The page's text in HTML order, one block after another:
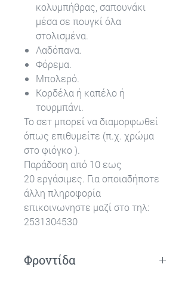
κολυμπήθρας, σαπουνάκι
μέσα σε πουγκί όλα
στολισμένα.
Λαδόπανα.
Φόρεμα.
Μπολερό.
Κορδέλα ή καπέλο ή
τουρμπάνι.
Το σετ μπορεί να διαμορφωθεί
όπως επιθυμείτε (π.χ. χρώμα
στο φιόγκο ).
Παράδοση από 10 εως
20 εργάσιμες. Για οποιαδήποτε
άλλη πληροφορία
επικοινωνηστε μαζί στο τηλ:
2531304530
Φροντίδα